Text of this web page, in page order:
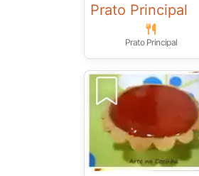
Prato Principal
Prato Principal